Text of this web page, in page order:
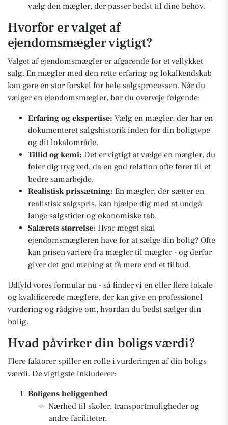
vælg den mægler, der passer bedst til dine behov.
Hvorfor er valget af
ejendomsmægler vigtigt?
Valget af ejendomsmægler er afgørende for et vellykket
salg. En mægler med den rette erfaring og lokalkendskab
kan gøre en stor forskel for hele salgsprocessen. Når du
vælger en ejendomsmægler, bør du overveje følgende:
Erfaring og ekspertise: Vælg en mægler, der har en
dokumenteret salgshistorik inden for din boligtype
og dit lokalområde.
Tillid og kemi: Det er vigtigt at vælge en mægler, du
føler dig tryg ved, da en god relation ofte fører til et
bedre samarbejde.
Realistisk prissætning: En mægler, der sætter en
realistisk salgspris, kan hjælpe dig med at undgå
lange salgstider og økonomiske tab.
Salærets størrelse: Hvor meget skal
ejendomsmægleren have for at sælge din bolig? Ofte
kan prisen variere fra mægler til mægler - og derfor
giver det god mening at få mere end et tilbud.
Udfyld vores formular nu - så finder vi en eller flere lokale
og kvalificerede mæglere, der kan give en professionel
vurdering og rådgive om, hvordan du bedst sælger din
bolig.
Hvad påvirker din boligs værdi?
Flere faktorer spiller en rolle i vurderingen af din boligs
værdi. De vigtigste inkluderer:
Boligens beliggenhed
Nærhed til skoler, transportmuligheder og
andre faciliteter.